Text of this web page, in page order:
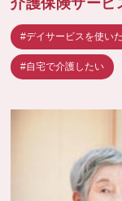
介護保険サービ
#デイサービスを使い
#自宅で介護したい